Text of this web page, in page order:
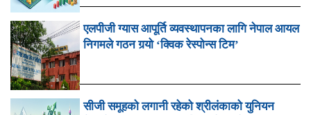
एलपीजी ग्यास आपूर्ति व्यवस्थापनका लागि नेपाल आयल
निगमले गठन गर्‍यो ‘क्विक रेस्पोन्स टिम’
सीजी समूहको लगानी रहेको श्रीलंकाको युनियन